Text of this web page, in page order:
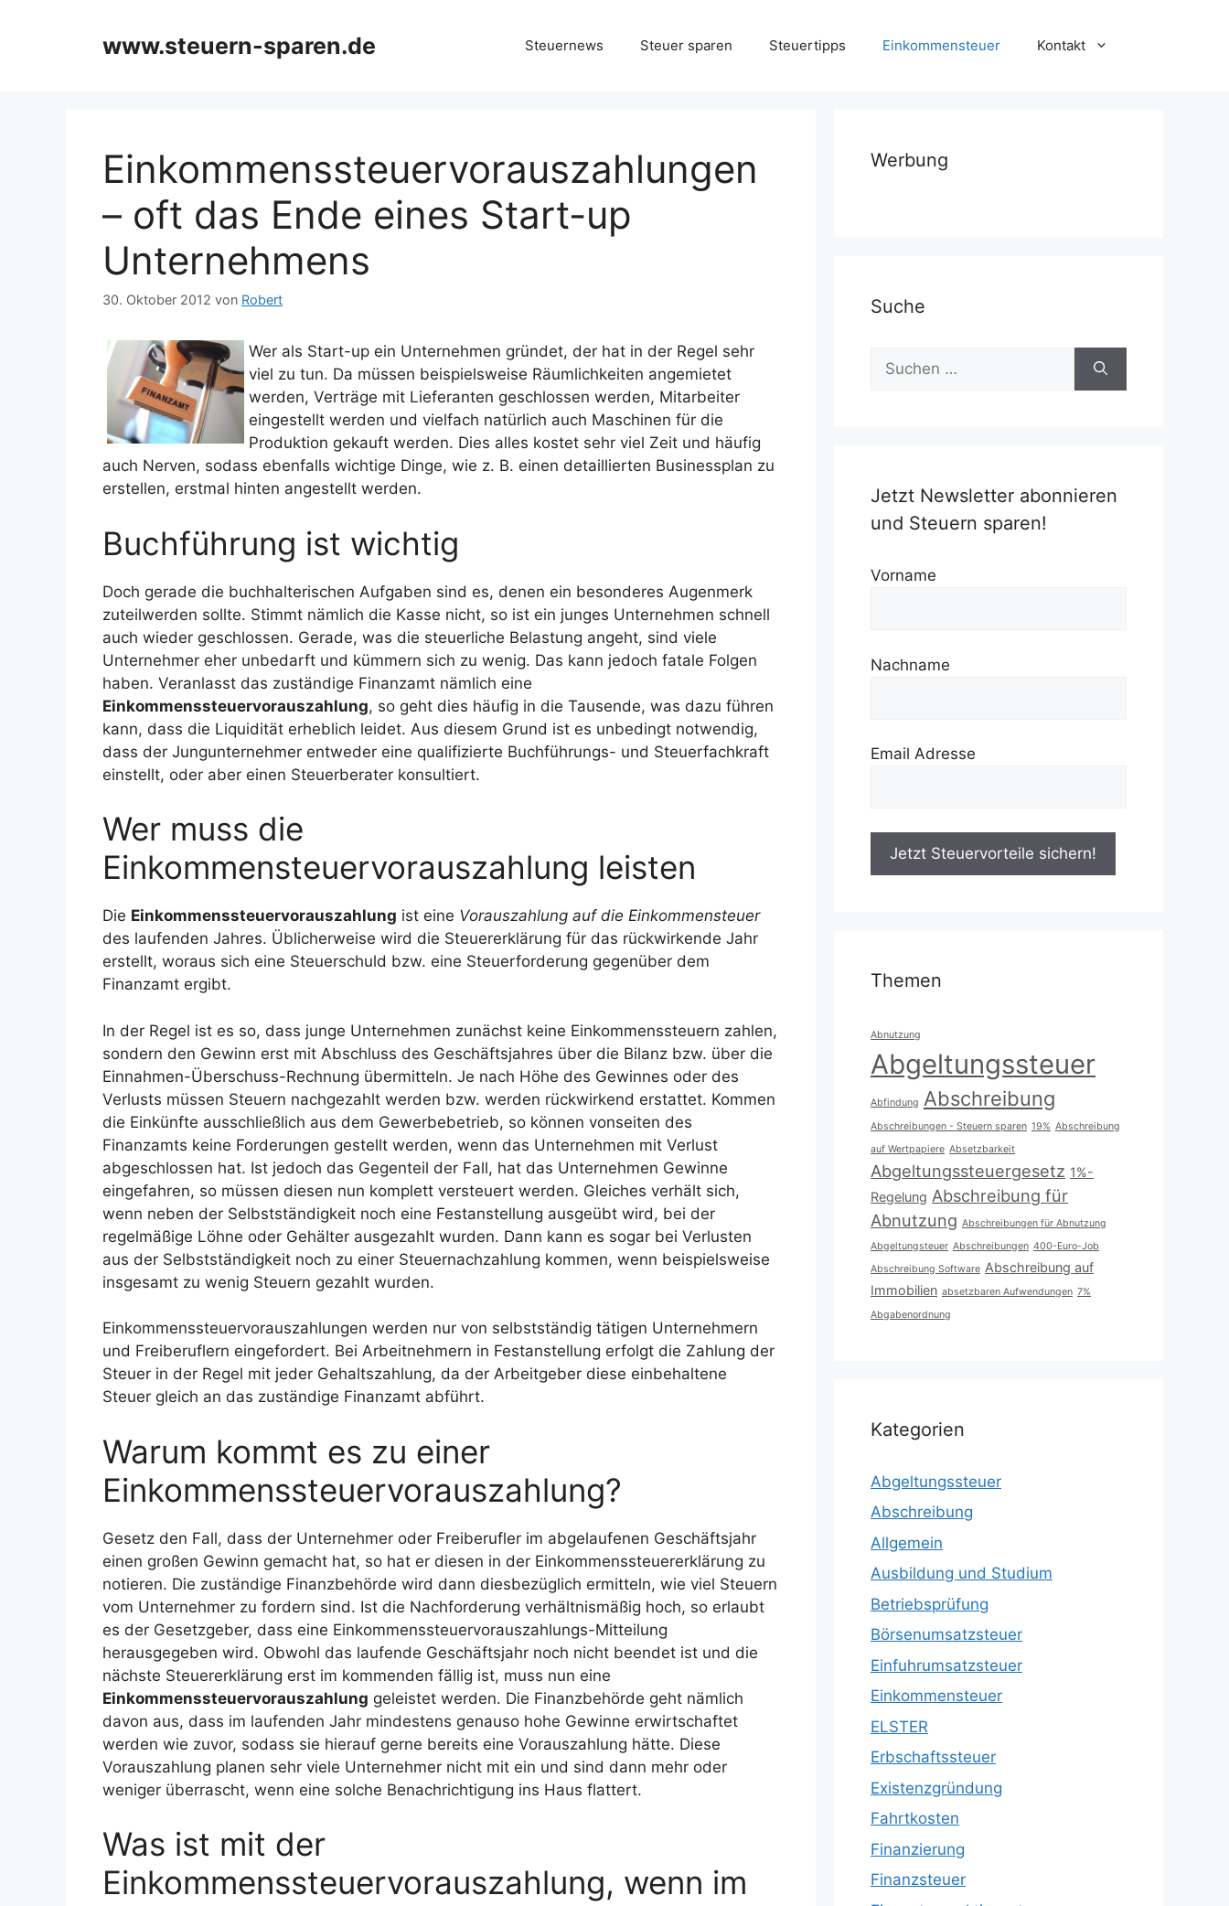
www.steuern-sparen.de Steuernews Steuer sparen Steuertipps Einkommensteuer Kontakt
Einkommenssteuervorauszahlungen
– oft das Ende eines Start-up
Unternehmens
30. Oktober 2012 von Robert
Wer als Start-up ein Unternehmen gründet, der hat in der Regel sehr
viel zu tun. Da müssen beispielsweise Räumlichkeiten angemietet
werden, Verträge mit Lieferanten geschlossen werden, Mitarbeiter
eingestellt werden und vielfach natürlich auch Maschinen für die
Produktion gekauft werden. Dies alles kostet sehr viel Zeit und häufig
auch Nerven, sodass ebenfalls wichtige Dinge, wie z. B. einen detaillierten Businessplan zu
erstellen, erstmal hinten angestellt werden.
Buchführung ist wichtig
Doch gerade die buchhalterischen Aufgaben sind es, denen ein besonderes Augenmerk
zuteilwerden sollte. Stimmt nämlich die Kasse nicht, so ist ein junges Unternehmen schnell
auch wieder geschlossen. Gerade, was die steuerliche Belastung angeht, sind viele
Unternehmer eher unbedarft und kümmern sich zu wenig. Das kann jedoch fatale Folgen
haben. Veranlasst das zuständige Finanzamt nämlich eine
Einkommenssteuervorauszahlung, so geht dies häufig in die Tausende, was dazu führen
kann, dass die Liquidität erheblich leidet. Aus diesem Grund ist es unbedingt notwendig,
dass der Jungunternehmer entweder eine qualifizierte Buchführungs- und Steuerfachkraft
einstellt, oder aber einen Steuerberater konsultiert.
Wer muss die
Einkommensteuervorauszahlung leisten
Die Einkommenssteuervorauszahlung ist eine Vorauszahlung auf die Einkommensteuer
des laufenden Jahres. Üblicherweise wird die Steuererklärung für das rückwirkende Jahr
erstellt, woraus sich eine Steuerschuld bzw. eine Steuerforderung gegenüber dem
Finanzamt ergibt.
In der Regel ist es so, dass junge Unternehmen zunächst keine Einkommenssteuern zahlen,
sondern den Gewinn erst mit Abschluss des Geschäftsjahres über die Bilanz bzw. über die
Einnahmen-Überschuss-Rechnung übermitteln. Je nach Höhe des Gewinnes oder des
Verlusts müssen Steuern nachgezahlt werden bzw. werden rückwirkend erstattet. Kommen
die Einkünfte ausschließlich aus dem Gewerbebetrieb, so können vonseiten des
Finanzamts keine Forderungen gestellt werden, wenn das Unternehmen mit Verlust
abgeschlossen hat. Ist jedoch das Gegenteil der Fall, hat das Unternehmen Gewinne
eingefahren, so müssen diesen nun komplett versteuert werden. Gleiches verhält sich,
wenn neben der Selbstständigkeit noch eine Festanstellung ausgeübt wird, bei der
regelmäßige Löhne oder Gehälter ausgezahlt wurden. Dann kann es sogar bei Verlusten
aus der Selbstständigkeit noch zu einer Steuernachzahlung kommen, wenn beispielsweise
insgesamt zu wenig Steuern gezahlt wurden.
Einkommenssteuervorauszahlungen werden nur von selbstständig tätigen Unternehmern
und Freiberuflern eingefordert. Bei Arbeitnehmern in Festanstellung erfolgt die Zahlung der
Steuer in der Regel mit jeder Gehaltszahlung, da der Arbeitgeber diese einbehaltene
Steuer gleich an das zuständige Finanzamt abführt.
Warum kommt es zu einer
Einkommenssteuervorauszahlung?
Gesetz den Fall, dass der Unternehmer oder Freiberufler im abgelaufenen Geschäftsjahr
einen großen Gewinn gemacht hat, so hat er diesen in der Einkommenssteuererklärung zu
notieren. Die zuständige Finanzbehörde wird dann diesbezüglich ermitteln, wie viel Steuern
vom Unternehmer zu fordern sind. Ist die Nachforderung verhältnismäßig hoch, so erlaubt
es der Gesetzgeber, dass eine Einkommenssteuervorauszahlungs-Mitteilung
herausgegeben wird. Obwohl das laufende Geschäftsjahr noch nicht beendet ist und die
nächste Steuererklärung erst im kommenden fällig ist, muss nun eine
Einkommenssteuervorauszahlung geleistet werden. Die Finanzbehörde geht nämlich
davon aus, dass im laufenden Jahr mindestens genauso hohe Gewinne erwirtschaftet
werden wie zuvor, sodass sie hierauf gerne bereits eine Vorauszahlung hätte. Diese
Vorauszahlung planen sehr viele Unternehmer nicht mit ein und sind dann mehr oder
weniger überrascht, wenn eine solche Benachrichtigung ins Haus flattert.
Was ist mit der
Einkommenssteuervorauszahlung, wenn im
Werbung
Suche
Suchen
nach:
Jetzt Newsletter abonnieren
und Steuern sparen!
Vorname
Nachname
Email Adresse
Themen
Abnutzung
Abgeltungssteuer
Abfindung Abschreibung
Abschreibungen - Steuern sparen 19% Abschreibung
auf Wertpapiere Absetzbarkeit
Abgeltungssteuergesetz 1%-
Regelung Abschreibung für
Abnutzung Abschreibungen für Abnutzung
Abgeltungsteuer Abschreibungen 400-Euro-Job
Abschreibung Software Abschreibung auf
Immobilien absetzbaren Aufwendungen 7%
Abgabenordnung
Kategorien
Abgeltungssteuer
Abschreibung
Allgemein
Ausbildung und Studium
Betriebsprüfung
Börsenumsatzsteuer
Einfuhrumsatzsteuer
Einkommensteuer
ELSTER
Erbschaftssteuer
Existenzgründung
Fahrtkosten
Finanzierung
Finanzsteuer